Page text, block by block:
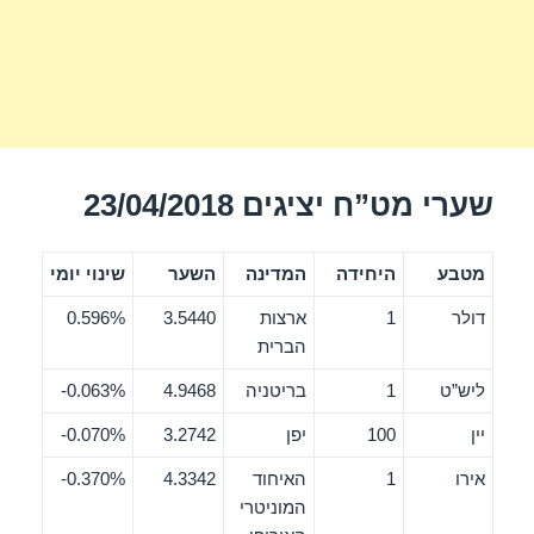
שערי מט”ח יציגים 23/04/2018
מטבע היחידה המדינה השער שינוי יומי
דולר 1
ארצות
הברית
3.5440
0.596%
ליש”ט 1 בריטניה 4.9468
0.063%-
יין 100 יפן 3.2742
0.070%-
אירו 1
האיחוד
המוניטרי
4.3342
0.370%-